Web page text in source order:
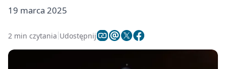
19 marca 2025
2 min czytania Udostępnij